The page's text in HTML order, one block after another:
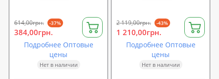
614,00грн. -37%
384,00грн.
Подробнее Оптовые
цены
Нет в наличии
2 119,00грн. -43%
1 210,00грн.
Подробнее Оптовые
цены
Нет в наличии